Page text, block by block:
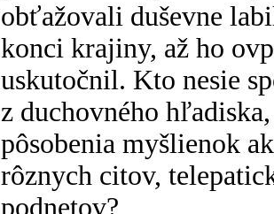
obťažovali duševne
konci krajiny, až ho
uskutočnil. Kto nesie
z duchovného
pôsobenia myšlienok
rôznych citov,
podnetov?